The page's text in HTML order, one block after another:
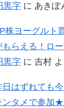
黒字 に あきぽ
株ヨーグルト
らえる！ロー
黒字 に 吉村
日はずれても
ンタメで参加